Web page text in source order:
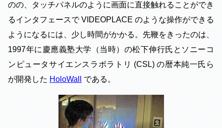
のの、タッチパネルのように画面に直接触れることができ
るインタフェースで VIDEOPLACE のような操作ができる
ようになるには、少し時間がかかる。先鞭をきったのは、
1997年に慶應義塾大学（当時）の松下伸行氏とソニーコ
ンピュータサイエンスラボラトリ (CSL) の暦本純一氏ら
が開発した HoloWall である。